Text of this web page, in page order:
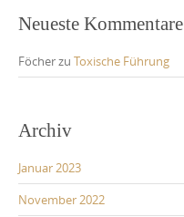
Neueste Kommentare
Föcherzu Toxische Führung
Archiv
Januar 2023
November 2022